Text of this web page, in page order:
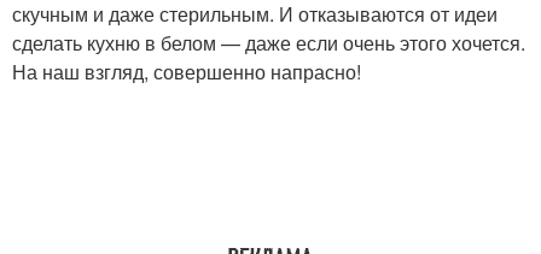
скучным и даже стерильным. И отказываются от идеи
сделать кухню в белом — даже если очень этого хочется.
На наш взгляд, совершенно напрасно!